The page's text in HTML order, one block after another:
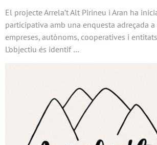
El projecte Arrela’t Alt Pirineu i Aran ha
participativa amb una enquesta adreçada
empreses, autònoms, cooperatives i
L’objectiu és identif …